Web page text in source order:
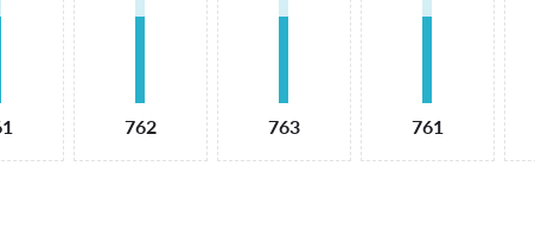
762 763 761